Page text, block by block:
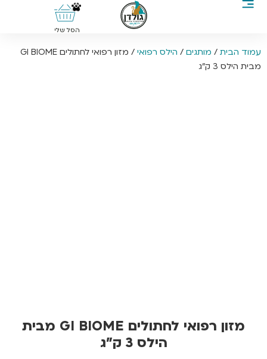
0
הסל שלי
עמוד הבית / מותגים / הילס רפואי
/ מזון רפואי לחתולים GI BIOME
מבית הילס 3 ק”ג
מזון רפואי לחתולים GI BIOME מבית
הילס 3 ק”ג